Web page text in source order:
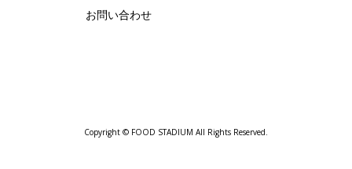
お問い合わせ
Copyright © FOOD STADIUM All Rights Reserved.